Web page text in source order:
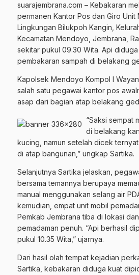
suarajembrana.com – Kebakaran
permanen Kantor Pos dan Giro
Lingkungan Bilukpoh Kangin,
Kecamatan Mendoyo, Jembrana,
sekitar pukul 09.30 Wita. Api
pembakaran sampah di belakang
Kapolsek Mendoyo Kompol I
salah satu pegawai kantor pos
asap dari bagian atap belakang
“Saksi sempat
di belakang
kucing, namun setelah dicek
di atap bangunan,” ungkap Sartika.
Selanjutnya Sartika jelaskan,
bersama temannya berupaya
manual menggunakan selang air
kemudian, empat unit mobil
Pemkab Jembrana tiba di lokasi
pemadaman penuh. “Api berhasil
pukul 10.35 Wita,” ujarnya.
Dari hasil olah tempat kejadian
Sartika, kebakaran diduga kuat